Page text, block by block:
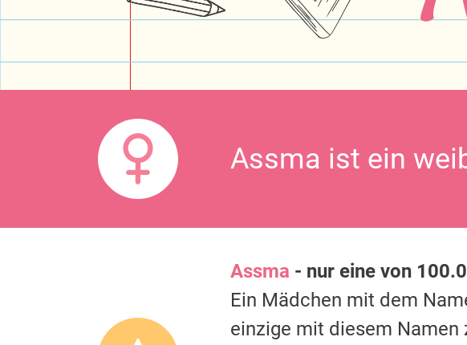
Assma ist ein
Assma - nur eine von
Ein Mädchen mit dem
einzige mit diesem Namen